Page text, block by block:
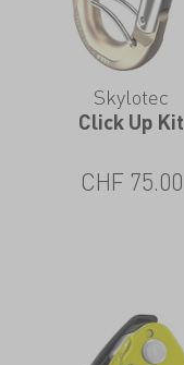
Skylotec
Click Up Kit
CHF 75.00